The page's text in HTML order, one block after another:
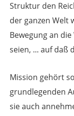
Struktur den
der ganzen Welt
Bewegung an die
seien, ... auf daß
Mission gehört
grundlegenden
sie auch